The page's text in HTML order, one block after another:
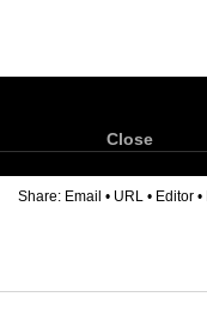
Close
Share: Email • URL • Editor •